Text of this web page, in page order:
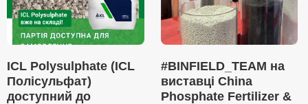
ICL Polysulphate (ICL
Полісульфат)
доступний до
#BINFIELD_TEAM на
виставці China
Phosphate Fertilizer &